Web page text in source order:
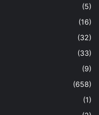
(5)
(16)
(32)
(33)
(9)
(658)
(1)